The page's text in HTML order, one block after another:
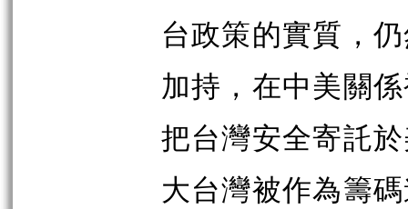
台政策的實質，
加持，在中美關
把台灣安全寄託
大台灣被作為籌